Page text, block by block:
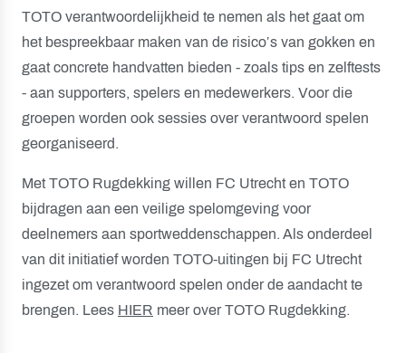
TOTO verantwoordelijkheid te nemen als het gaat om
het bespreekbaar maken van de risico’s van gokken en
gaat concrete handvatten bieden - zoals tips en zelftests
- aan supporters, spelers en medewerkers. Voor die
groepen worden ook sessies over verantwoord spelen
georganiseerd.
Met TOTO Rugdekking willen FC Utrecht en TOTO
bijdragen aan een veilige spelomgeving voor
deelnemers aan sportweddenschappen. Als onderdeel
van dit initiatief worden TOTO-uitingen bij FC Utrecht
ingezet om verantwoord spelen onder de aandacht te
brengen. Lees HIER meer over TOTO Rugdekking.